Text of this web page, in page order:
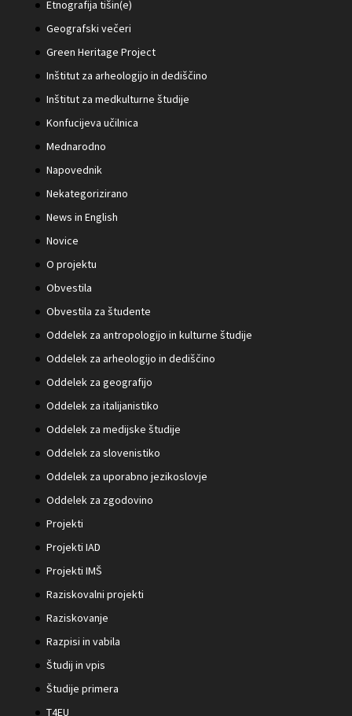
Etnografija tišin(e)
Geografski večeri
Green Heritage Project
Inštitut za arheologijo in dediščino
Inštitut za medkulturne študije
Konfucijeva učilnica
Mednarodno
Napovednik
Nekategorizirano
News in English
Novice
O projektu
Obvestila
Obvestila za študente
Oddelek za antropologijo in kulturne študije
Oddelek za arheologijo in dediščino
Oddelek za geografijo
Oddelek za italijanistiko
Oddelek za medijske študije
Oddelek za slovenistiko
Oddelek za uporabno jezikoslovje
Oddelek za zgodovino
Projekti
Projekti IAD
Projekti IMŠ
Raziskovalni projekti
Raziskovanje
Razpisi in vabila
Študij in vpis
Študije primera
T4EU